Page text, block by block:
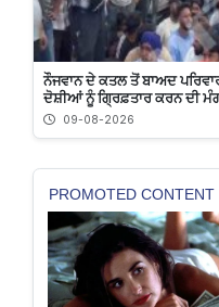
ਨੌਜਵਾਨ ਦੇ ਕਤਲ ਤੋਂ ਬਾਅਦ
ਦੋਸ਼ੀਆਂ ਨੂੰ ਗ੍ਰਿਫ਼ਤਾਰ ਕਰਨ ਦੀ
09-08-2026